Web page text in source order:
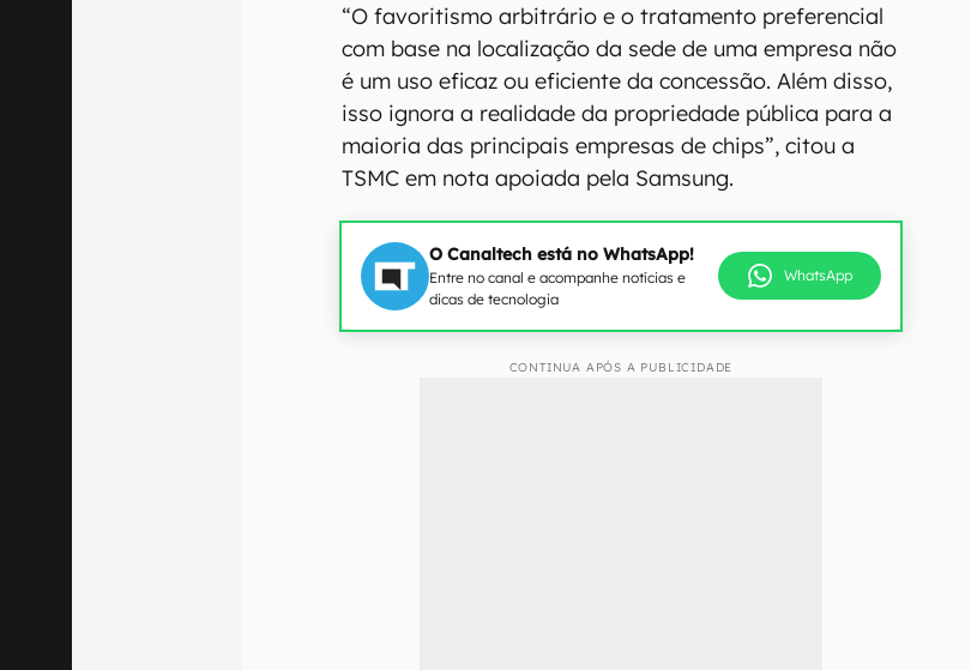
“O favoritismo arbitrário e o tratamento preferencial
com base na localização da sede de uma empresa não
é um uso eficaz ou eficiente da concessão. Além disso,
isso ignora a realidade da propriedade pública para a
maioria das principais empresas de chips”, citou a
TSMC em nota apoiada pela Samsung.
O Canaltech está no WhatsApp!
Entre no canal e acompanhe notícias e
dicas de tecnologia
WhatsApp
CONTINUA APÓS A PUBLICIDADE